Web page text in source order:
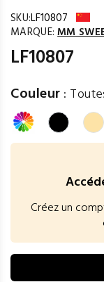
SKU:LF10807
MARQUE: MM
LF10807
Couleur :
Créez un